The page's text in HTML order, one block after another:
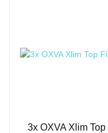
3x OXVA Xlim